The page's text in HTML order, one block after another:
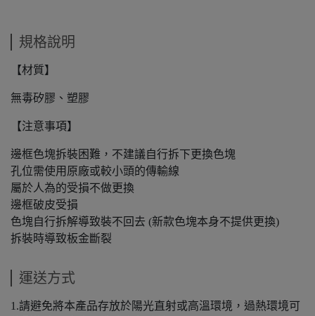
規格說明
【材質】
無毒矽膠、塑膠
【注意事項】
邊框色塊拆裝困難，不建議自行拆下更換色塊
孔位需使用原廠或較小頭的傳輸線
屬於人為的受損不做更換
邊框破皮受損
色塊自行拆解導致裝不回去 (新款色塊本身不提供更換)
拆裝時導致板金斷裂
運送方式
1.請避免將本產品存放於陽光直射或高溫環境，過熱環境可